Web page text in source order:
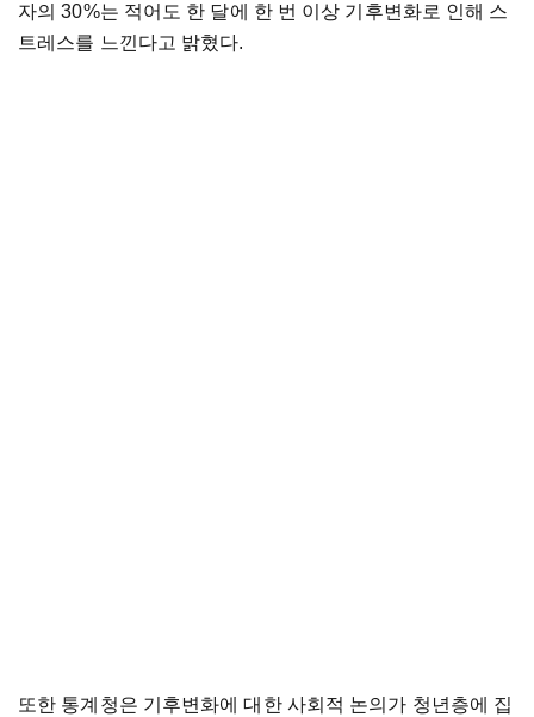
자의 30%는 적어도 한 달에 한 번 이상 기후변화로 인해 스
트레스를 느낀다고 밝혔다.
또한 통계청은 기후변화에 대한 사회적 논의가 청년층에 집